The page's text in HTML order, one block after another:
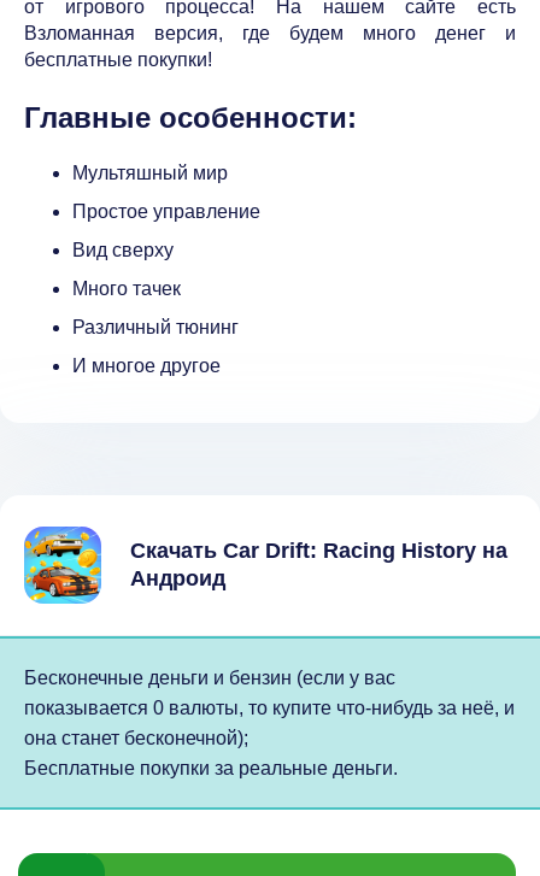
от игрового процесса! На нашем сайте есть
Взломанная версия, где будем много денег и
бесплатные покупки!
Главные особенности:
Мультяшный мир
Простое управление
Вид сверху
Много тачек
Различный тюнинг
И многое другое
Скачать Car Drift: Racing History на
Андроид
Бесконечные деньги и бензин (если у вас
показывается 0 валюты, то купите что-нибудь за неё, и
она станет бесконечной);
Бесплатные покупки за реальные деньги.